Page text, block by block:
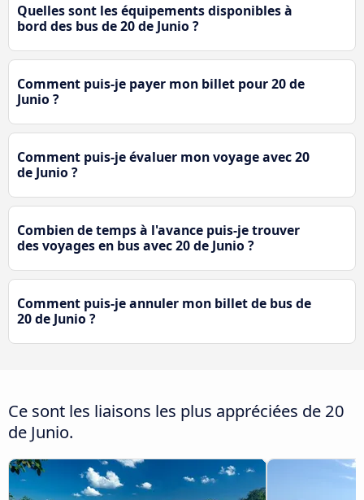
Quelles sont les équipements disponibles à
bord des bus de 20 de Junio ?
Comment puis-je payer mon billet pour 20 de
Junio ?
Comment puis-je évaluer mon voyage avec 20
de Junio ?
Combien de temps à l'avance puis-je trouver
des voyages en bus avec 20 de Junio ?
Comment puis-je annuler mon billet de bus de
20 de Junio ?
Ce sont les liaisons les plus appréciées de 20
de Junio.